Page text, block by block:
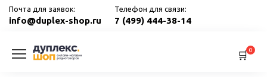
Перейти
Почта для заявок:
info@duplex-shop.ru
Телефон для связи:
7 (499) 444-38-14
0